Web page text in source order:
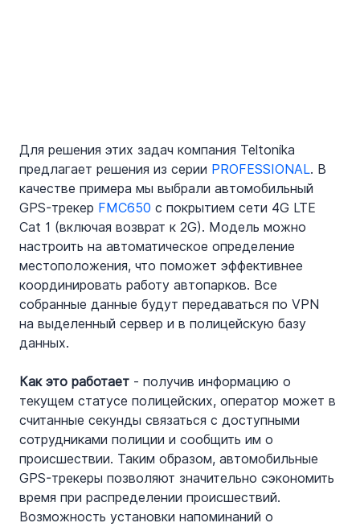
Для решения этих задач компания Teltonika
предлагает решения из серии PROFESSIONAL. В
качестве примера мы выбрали автомобильный
GPS-трекер FMC650 с покрытием сети 4G LTE
Cat 1 (включая возврат к 2G). Модель можно
настроить на автоматическое определение
местоположения, что поможет эффективнее
координировать работу автопарков. Все
собранные данные будут передаваться по VPN
на выделенный сервер и в полицейскую базу
данных.
Как это работает - получив информацию о
текущем статусе полицейских, оператор может в
считанные секунды связаться с доступными
сотрудниками полиции и сообщить им о
происшествии. Таким образом, автомобильные
GPS-трекеры позволяют значительно сэкономить
время при распределении происшествий.
Возможность установки напоминаний о